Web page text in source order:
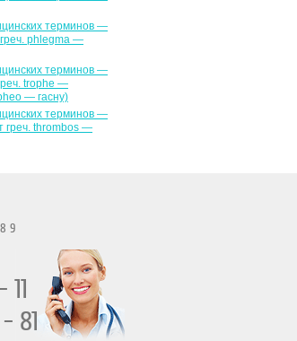
терминов —
phlegma —
терминов —
trophe —
— гасну)
терминов —
греч. thrombos —
9
81